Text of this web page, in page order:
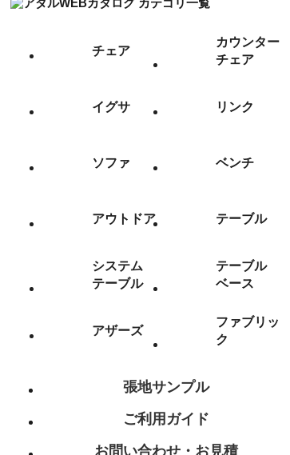
チェア
カウンター
チェア
イグサ リンク
ソファ ベンチ
アウトドア テーブル
システム
テーブル
テーブル
ベース
アザーズ
ファブリッ
ク
張地サンプル
ご利用ガイド
お問い合わせ・お見積